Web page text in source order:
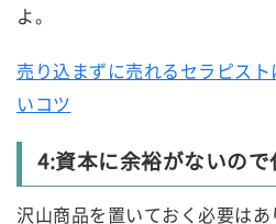
よ。
売り込まずに売れるセラピス
いコツ
4:資本に余裕がないの
沢山商品を置いておく必要は